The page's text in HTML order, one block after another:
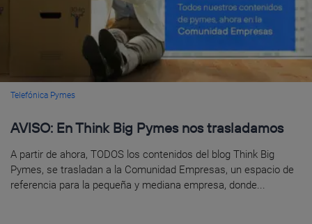
Telefónica Pymes
AVISO: En Think Big Pymes nos trasladamos
A partir de ahora, TODOS los contenidos del blog Think Big
Pymes, se trasladan a la Comunidad Empresas, un espacio de
referencia para la pequeña y mediana empresa, donde...